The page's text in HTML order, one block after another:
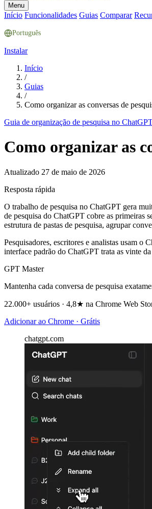
Menu
Início Funcionalidades Guias Comparar
Português
Instalar
Início
/
Guias
/
Como organizar as conversas de
Guia de organização de pesquisa no
Como organizar as
Atualizado 27 de maio de 2026
Resposta rápida
O trabalho de pesquisa no ChatGPT gera
de pesquisa do ChatGPT cobre as primeiras
estrutura de pastas de pesquisa, agrupar
Pesquisadores, escritores e analistas usam
interface padrão do ChatGPT trata as vinte
GPT Master
Mantenha cada conversa de pesquisa
22.000+ usuários · 4,8★ na Chrome Web
Adicionar ao Chrome · Grátis
chatgpt.com